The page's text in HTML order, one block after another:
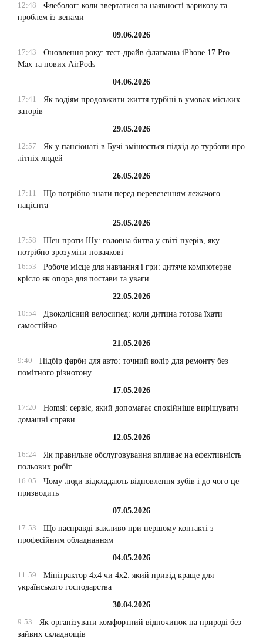
12:48
Флеболог: коли звертатися за наявності варикозу та
проблем із венами
09.06.2026
17:43
Оновлення року: тест-драйв флагмана iPhone 17 Pro
Max та нових AirPods
04.06.2026
17:41
Як водіям продовжити життя турбіні в умовах міських
заторів
29.05.2026
12:57
Як у пансіонаті в Бучі змінюється підхід до турботи про
літніх людей
26.05.2026
17:11
Що потрібно знати перед перевезенням лежачого
пацієнта
25.05.2026
17:58
Шен проти Шу: головна битва у світі пуерів, яку
потрібно зрозуміти новачкові
16:53
Робоче місце для навчання і гри: дитяче компютерне
крісло як опора для постави та уваги
22.05.2026
10:54
Двоколісний велосипед: коли дитина готова їхати
самостійно
21.05.2026
9:40
Підбір фарби для авто: точний колір для ремонту без
помітного різнотону
17.05.2026
17:20
Homsi: сервіс, який допомагає спокійніше вирішувати
домашні справи
12.05.2026
16:24
Як правильне обслуговування впливає на ефективність
польових робіт
16:05
Чому люди відкладають відновлення зубів і до чого це
призводить
07.05.2026
17:53
Що насправді важливо при першому контакті з
професійним обладнанням
04.05.2026
11:59
Мінітрактор 4х4 чи 4х2: який привід краще для
українського господарства
30.04.2026
9:53
Як організувати комфортний відпочинок на природі без
зайвих складнощів